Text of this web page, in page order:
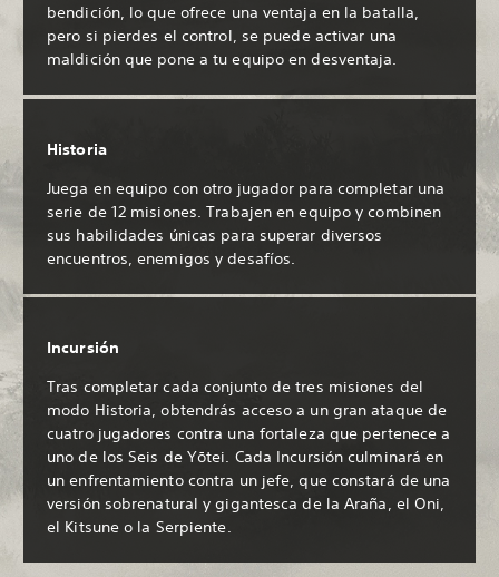
bendición, lo que ofrece una ventaja en la batalla,
pero si pierdes el control, se puede activar una
maldición que pone a tu equipo en desventaja.
Historia
Juega en equipo con otro jugador para completar una
serie de 12 misiones. Trabajen en equipo y combinen
sus habilidades únicas para superar diversos
encuentros, enemigos y desafíos.
Incursión
Tras completar cada conjunto de tres misiones del
modo Historia, obtendrás acceso a un gran ataque de
cuatro jugadores contra una fortaleza que pertenece a
uno de los Seis de Yōtei. Cada Incursión culminará en
un enfrentamiento contra un jefe, que constará de una
versión sobrenatural y gigantesca de la Araña, el Oni,
el Kitsune o la Serpiente.